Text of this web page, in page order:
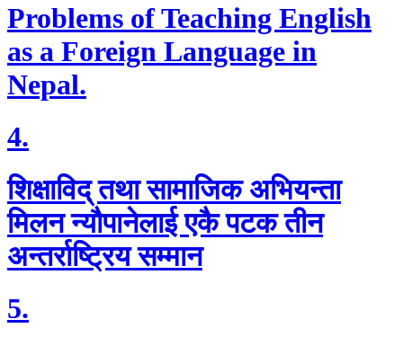
Problems of Teaching English
as a Foreign Language in
Nepal.
4.
शिक्षाविद् तथा सामाजिक अभियन्ता
मिलन न्यौपानेलाई एकै पटक तीन
अन्तर्राष्ट्रिय सम्मान
5.